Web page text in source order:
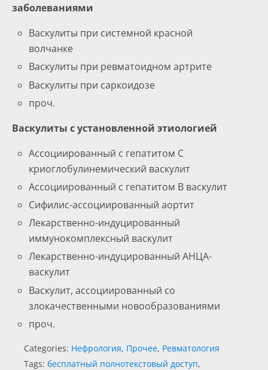
заболеваниями
Васкулиты при системной красной
волчанке
Васкулиты при ревматоидном артрите
Васкулиты при саркоидозе
проч.
Васкулиты с установленной этиологией
Ассоциированный с гепатитом С
криоглобулинемический васкулит
Ассоциированный с гепатитом В васкулит
Сифилис-ассоциированный аортит
Лекарственно-индуцированный
иммунокомплексный васкулит
Лекарственно-индуцированный АНЦА-
васкулит
Васкулит, ассоциированный со
злокачественными новообразованиями
проч.
Categories: Нефрология, Прочее, Ревматология
Tags: бесплатный полнотекстовый доступ,